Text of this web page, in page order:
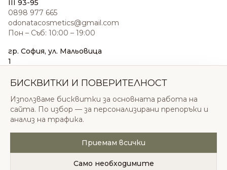
III 93-95
0898 977 665
odonatacosmetics@gmail.com
Пон – Съб: 10:00 – 19:00
гр. София, ул. Мальовица
1
sales@odonatacosmetics.com
Нед: 11:00 – 18:00
© 2026 Одоната Козметикс ООД. Всички права
запазени.
Политика за поверителностОбщи условия
БИСКВИТКИ И ПОВЕРИТЕЛНОСТ
Използваме бисквитки за основната работа на
сайта. По избор — за персонализирани препоръки и
анализ на трафика.
Приемам всички
Само необходимите